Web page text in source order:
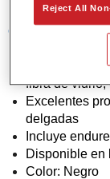
Características
Altamente
Adhesión
fibra de vidrio,
Excelentes
delgadas
Incluye
Disponible en
Color: Negro
Reject All